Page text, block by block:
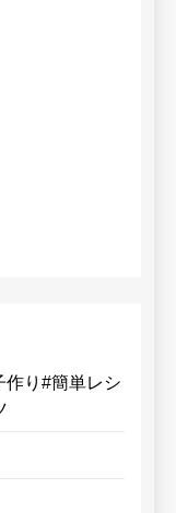
作り#簡単レシ